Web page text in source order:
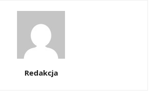
Redakcja